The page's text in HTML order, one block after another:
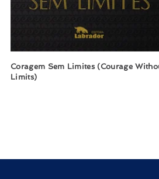
Coragem Sem Limites (Courage
Limits)